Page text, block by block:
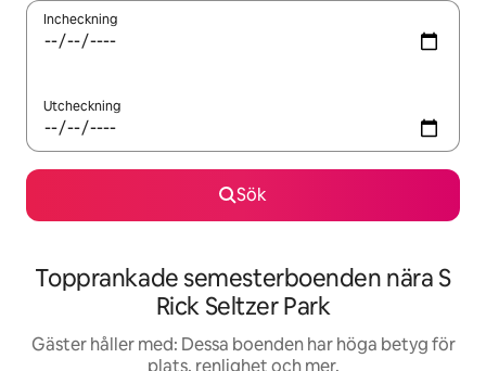
Incheckning
Utcheckning
Sök
Topprankade semesterboenden nära S
Rick Seltzer Park
Gäster håller med: Dessa boenden har höga betyg för
plats, renlighet och mer.